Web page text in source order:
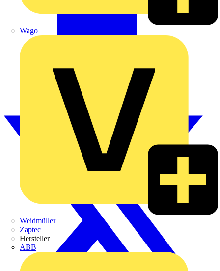
Wago
Weidmüller
Zaptec
Hersteller
ABB